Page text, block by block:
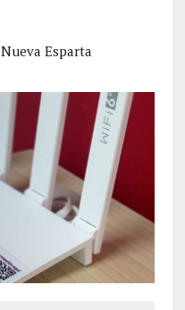
Nueva Esparta